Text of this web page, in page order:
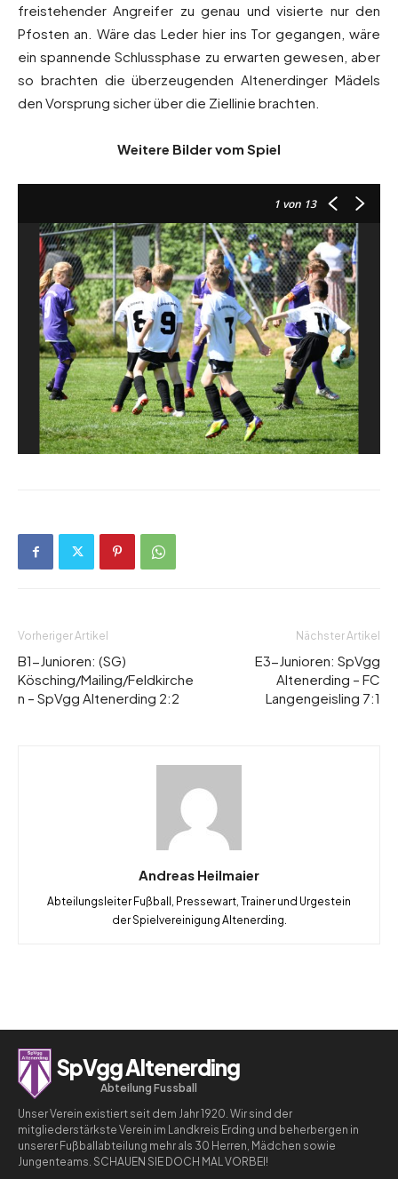
freistehender Angreifer zu genau und visierte nur den
Pfosten an. Wäre das Leder hier ins Tor gegangen, wäre
ein spannende Schlussphase zu erwarten gewesen, aber
so brachten die überzeugenden Altenerdinger Mädels
den Vorsprung sicher über die Ziellinie brachten.
Weitere Bilder vom Spiel
1 von 13
Vorheriger Artikel
B1-Junioren: (SG)
Kösching/Mailing/Feldkirche
n – SpVgg Altenerding 2:2
Nächster Artikel
E3-Junioren: SpVgg
Altenerding – FC
Langengeisling 7:1
Andreas Heilmaier
Abteilungsleiter Fußball, Pressewart, Trainer und Urgestein
der Spielvereinigung Altenerding.
SpVgg Altenerding
Abteilung Fussball
Unser Verein existiert seit dem Jahr 1920. Wir sind der
mitgliederstärkste Verein im Landkreis Erding und beherbergen in
unserer Fußballabteilung mehr als 30 Herren, Mädchen sowie
Jungenteams. SCHAUEN SIE DOCH MAL VORBEI!